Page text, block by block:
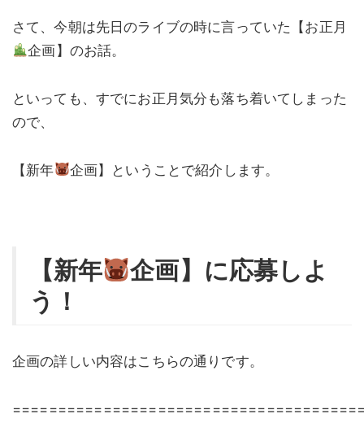
さて、今朝は先日のライブの時に言っていた【お正月
企画】のお話。
といっても、すでにお正月気分も落ち着いてしまった
ので、
【新年 企画】ということで紹介します。
【新年
企画】に応募しよ
う！
企画の詳しい内容はこちらの通りです。